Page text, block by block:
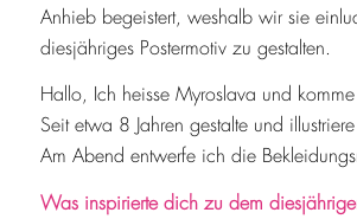
Anhieb begeistert, weshalb wir sie
diesjähriges Postermotiv zu gestalten.
Hallo, Ich heisse Myroslava und
Seit etwa 8 Jahren gestalte und
Am Abend entwerfe ich die
Was inspirierte dich zu dem